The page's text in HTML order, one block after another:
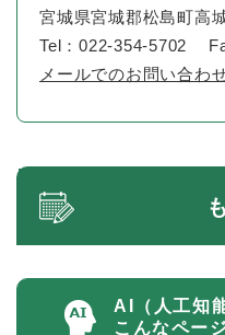
宮城県宮城郡松島町高
Tel：022-354-5702
メールでのお問い合わ
AI（人工知
こんなペー